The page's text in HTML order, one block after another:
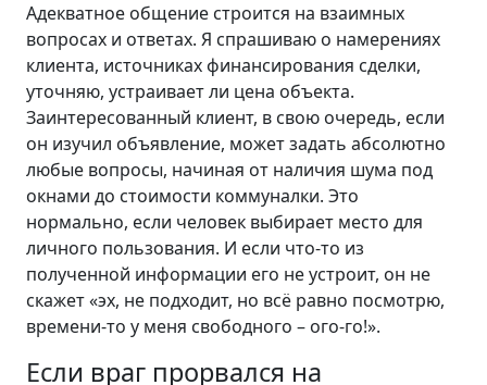
Адекватное общение строится на взаимных
вопросах и ответах. Я спрашиваю о намерениях
клиента, источниках финансирования сделки,
уточняю, устраивает ли цена объекта.
Заинтересованный клиент, в свою очередь, если
он изучил объявление, может задать абсолютно
любые вопросы, начиная от наличия шума под
окнами до стоимости коммуналки. Это
нормально, если человек выбирает место для
личного пользования. И если что-то из
полученной информации его не устроит, он не
скажет «эх, не подходит, но всё равно посмотрю,
времени-то у меня свободного – ого-го!».
Если враг прорвался на